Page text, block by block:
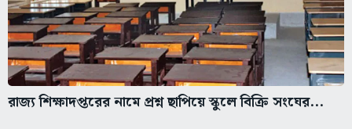
রাজ্য শিক্ষাদপ্তরের নামে প্রশ্ন ছাপিয়ে স্কুলে বিক্রি সংঘের...